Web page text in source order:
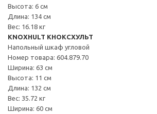
Высота: 6 см
Длина: 134 см
Вес: 16.18 кг
KNOXHULT КНОКСХУЛЬТ
Напольный шкаф угловой
Номер товара: 604.879.70
Ширина: 63 см
Высота: 11 см
Длина: 132 см
Вес: 35.72 кг
Ширина: 60 см